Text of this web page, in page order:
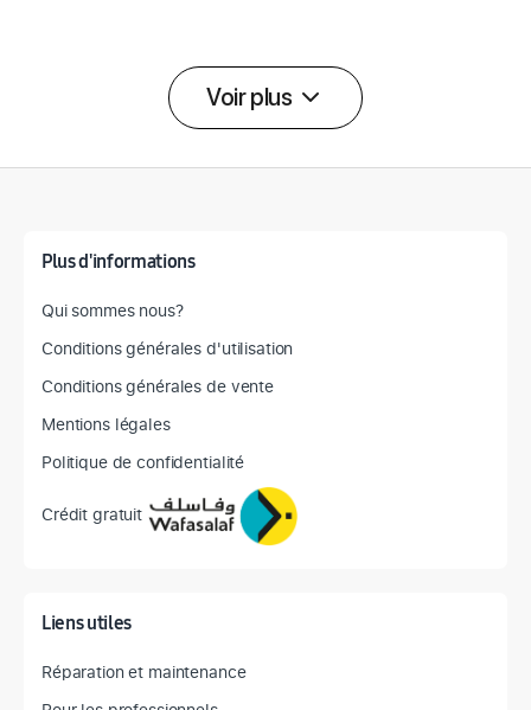
Voir plus
Plus d'informations
Qui sommes nous?
Conditions générales d'utilisation
Conditions générales de vente
Mentions légales
Politique de confidentialité
Crédit gratuit
Liens utiles
Réparation et maintenance